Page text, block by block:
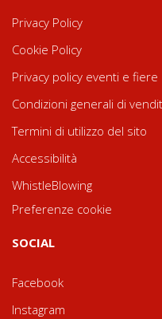
Privacy Policy
Cookie Policy
Privacy policy eventi e fiere
Condizioni generali di
Termini di utilizzo del sito
Accessibilità
WhistleBlowing
Preferenze cookie
SOCIAL
Facebook
Instagram